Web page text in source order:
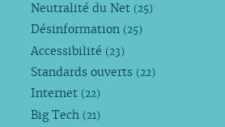
Neutralité du Net (25)
Désinformation (25)
Accessibilité (23)
Standards ouverts (22)
Internet (22)
Big Tech (21)